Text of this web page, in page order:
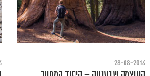
28-08-2016